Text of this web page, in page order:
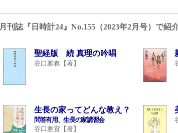
月刊誌『日時計24』No.155（2023年2月号）で紹
聖経版 続 真理の吟唱
谷口雅春【著】
生長の家ってどんな教え？
問答有用、生長の家講習会
谷口雅宣【著】